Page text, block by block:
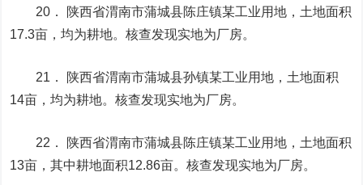
20． 陕西省渭南市蒲城县陈庄镇某工业用地，土地面积
17.3亩，均为耕地。核查发现实地为厂房。
21． 陕西省渭南市蒲城县孙镇某工业用地，土地面积
14亩，均为耕地。核查发现实地为厂房。
22． 陕西省渭南市蒲城县陈庄镇某工业用地，土地面积
13亩，其中耕地面积12.86亩。核查发现实地为厂房。